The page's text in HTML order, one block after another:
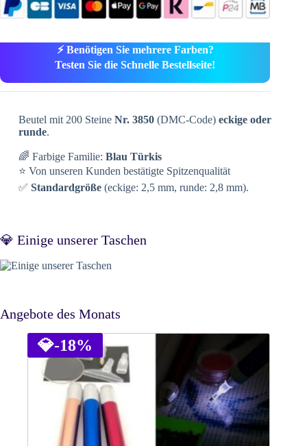
⚡ Benötigen Sie mehrere Farben?
Testen Sie die Schnelle Bestellseite!
Beutel mit 200 Steine Nr. 3850(DMC-Code) eckige oder
runde.
🌈 Farbige Familie: Blau Türkis
⭐ Von unseren Kunden bestätigte Spitzenqualität
✅ Standardgröße(eckige: 2,5 mm, runde: 2,8 mm).
💎 Einige unserer Taschen
Angebote des Monats
💎-18%